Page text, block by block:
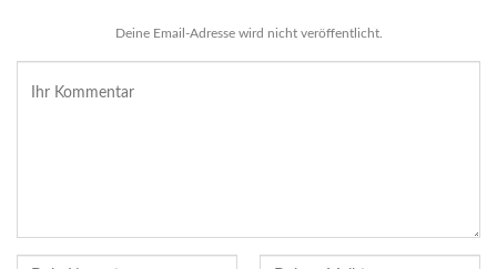
Deine Email-Adresse wird nicht veröffentlicht.